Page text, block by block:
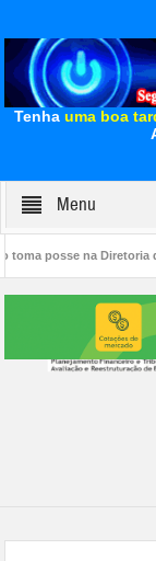
Tenha uma boa
Menu
Diretoria da Fecomércio
do Bairro Parque